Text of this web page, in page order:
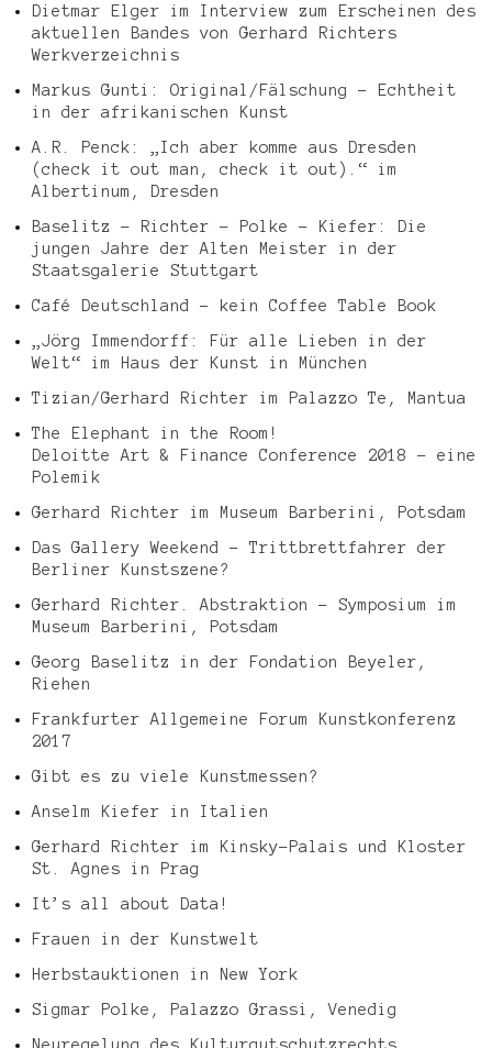
Dietmar Elger im Interview zum Erscheinen des
aktuellen Bandes von Gerhard Richters
Werkverzeichnis
Markus Gunti: Original/Fälschung – Echtheit
in der afrikanischen Kunst
A.R. Penck: „Ich aber komme aus Dresden
(check it out man, check it out).“ im
Albertinum, Dresden
Baselitz – Richter – Polke – Kiefer: Die
jungen Jahre der Alten Meister in der
Staatsgalerie Stuttgart
Café Deutschland – kein Coffee Table Book
„Jörg Immendorff: Für alle Lieben in der
Welt“ im Haus der Kunst in München
Tizian/Gerhard Richter im Palazzo Te, Mantua
The Elephant in the Room!
Deloitte Art & Finance Conference 2018 – eine
Polemik
Gerhard Richter im Museum Barberini, Potsdam
Das Gallery Weekend – Trittbrettfahrer der
Berliner Kunstszene?
Gerhard Richter. Abstraktion – Symposium im
Museum Barberini, Potsdam
Georg Baselitz in der Fondation Beyeler,
Riehen
Frankfurter Allgemeine Forum Kunstkonferenz
2017
Gibt es zu viele Kunstmessen?
Anselm Kiefer in Italien
Gerhard Richter im Kinsky-Palais und Kloster
St. Agnes in Prag
It’s all about Data!
Frauen in der Kunstwelt
Herbstauktionen in New York
Sigmar Polke, Palazzo Grassi, Venedig
Neuregelung des Kulturgutschutzrechts